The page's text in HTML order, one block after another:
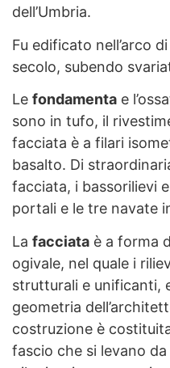
dell’Umbria.
Fu edificato nell’arco
secolo, subendo
Le fondamenta e
sono in tufo, il
facciata è a filari
basalto. Di
facciata, i bassorilievi
portali e le tre navate
La facciata è a forma
ogivale, nel quale i
strutturali e unificanti,
geometria
costruzione è
fascio che si levano